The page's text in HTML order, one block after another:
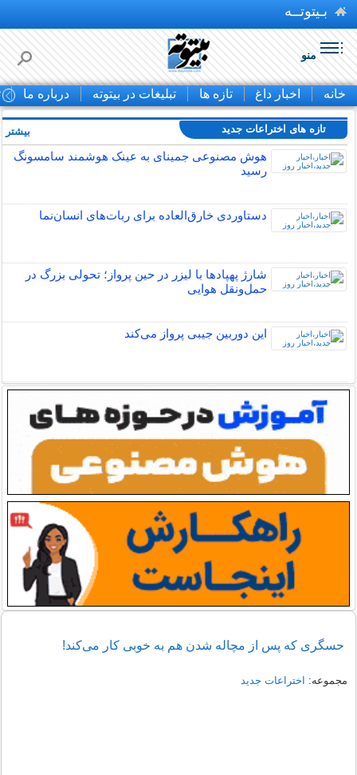
بـیتوتــه
منو
خانه اخبار داغ تازه ها تبلیغات در بیتوته درباره ما
تازه های اختراعات جدید
هوش مصنوعی جمینای به عینک هوشمند سامسونگ
رسید
دستاوردی خارق‌العاده برای ربات‌های انسان‌نما
شارژ پهپادها با لیزر در حین پرواز؛ تحولی بزرگ در
حمل‌ونقل هوایی
این دوربین جیبی پرواز می‌کند
بیشتر
حسگری که پس از مچاله شدن هم به خوبی کار می‌کند!
مجموعه: اختراعات جدید